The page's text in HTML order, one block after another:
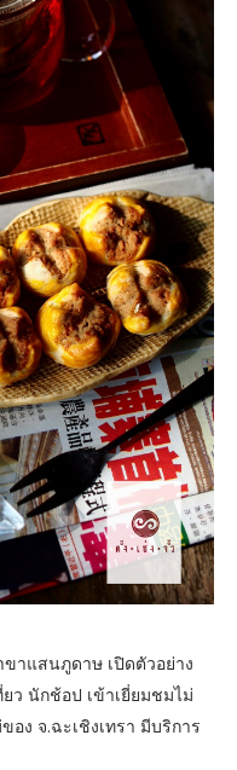
าแสนภูดาษ เปิดตัวอย่าง
ว นักช้อป เข้าเยี่ยมชมไม่
ง จ.ฉะเชิงเทรา มีบริการ